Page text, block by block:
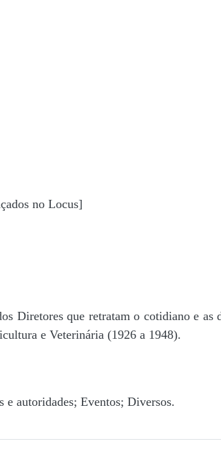
no Locus]
Diretores que retratam o cotidiano e as
e Veterinária (1926 a 1948).
e autoridades; Eventos; Diversos.